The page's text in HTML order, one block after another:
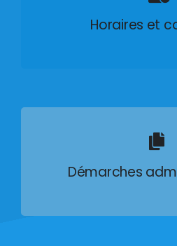
Horaires et
Démarches